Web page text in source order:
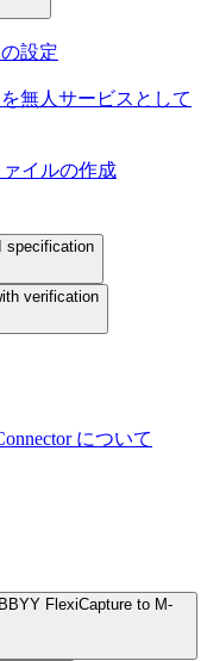
設定
無人サービスとして
イルの作成
specification
verification
について
FlexiCapture to M-